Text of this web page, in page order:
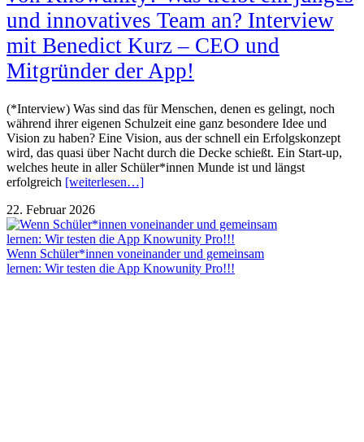
und innovatives Team an? Interview
mit Benedict Kurz – CEO und
Mitgründer der App!
(*Interview) Was sind das für Menschen, denen es gelingt, noch
während ihrer eigenen Schulzeit eine ganz besondere Idee und
Vision zu haben? Eine Vision, aus der schnell ein Erfolgskonzept
wird, das quasi über Nacht durch die Decke schießt. Ein Start-up,
welches heute in aller Schüler*innen Munde ist und längst
erfolgreich [weiterlesen…]
22. Februar 2026
Wenn Schüler*innen voneinander und gemeinsam
lernen: Wir testen die App Knowunity Pro!!!